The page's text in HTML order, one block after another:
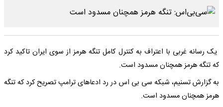
یک رسانه غربی با اعتراف به کنترل کامل تنگه هرمز از سوی ایران تاکید کرد
که تنگه هرمز همچنان مسدود است.
به گزارش تسنیم، شبکه سی بی اس در رد ادعاهای ترامپ تصریح کرد که تنگه
هرمز همچنان مسدود است.